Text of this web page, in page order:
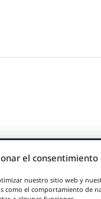
el consentimiento
nuestro sitio web y
como el comportamiento de
Acerca de
y Política de